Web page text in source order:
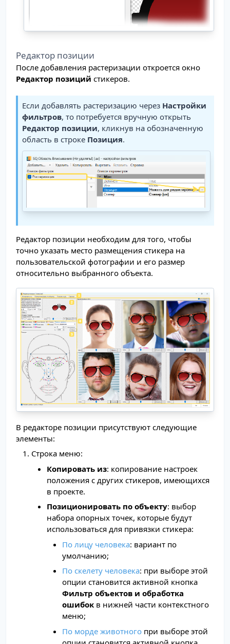
Редактор позиции
После добавления растеризации откроется окно
Редактор позиций стикеров.
Если добавлять растеризацию через Настройки
фильтров, то потребуется вручную открыть
Редактор позиции, кликнув на обозначенную
область в строке Позиция.
Редактор позиции необходим для того, чтобы
точно указать место размещения стикера на
пользовательской фотографии и его размер
относительно выбранного объекта.
В редакторе позиции присутствуют следующие
элементы:
Строка меню:
Копировать из: копирование настроек
положения с других стикеров, имеющихся
в проекте.
Позиционировать по объекту: выбор
набора опорных точек, которые будут
использоваться для привязки стикера:
По лицу человека: вариант по
умолчанию;
По скелету человека: при выборе этой
опции становится активной кнопка
Фильтр объектов и обработка
ошибок в нижней части контекстного
меню;
По морде животного при выборе этой